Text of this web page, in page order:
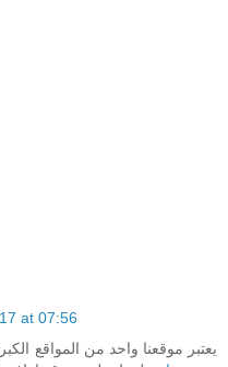
at 07:56
يعتبر موقعنا واحد من المواقع